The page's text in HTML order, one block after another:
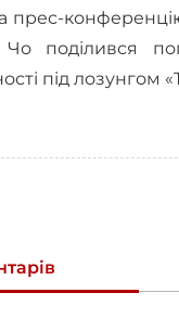
прес-
Чо поділився
під лозунгом